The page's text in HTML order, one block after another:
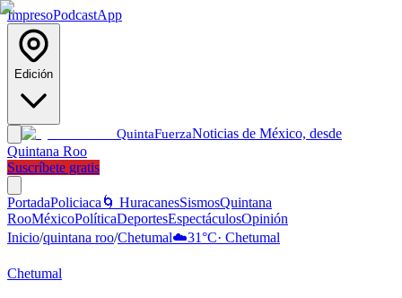
ImpresoPodcastApp
Edición
QuintaFuerzaNoticias de México, desde
Quintana Roo
Suscríbete gratis
PortadaPoliciaca 🌀 HuracanesSismosQuintana
RooMéxicoPolíticaDeportesEspectáculosOpinión
Inicio/quintana roo/Chetumal☁️31°C· Chetumal
Chetumal